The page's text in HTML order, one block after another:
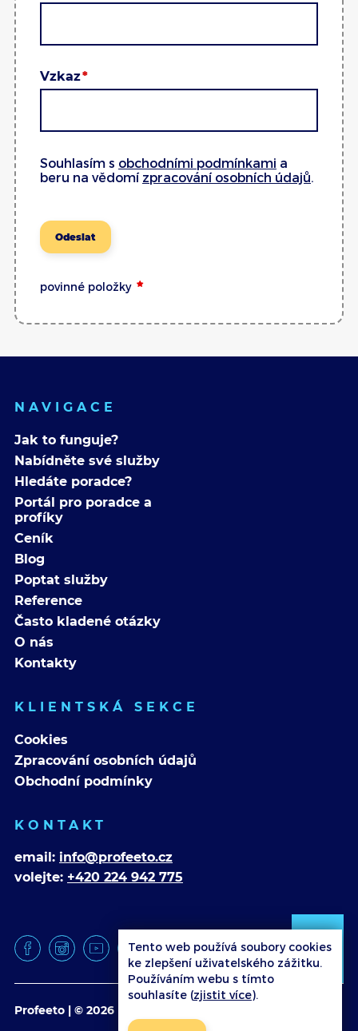
Vzkaz
Souhlasím s obchodními podmínkami a
beru na vědomí zpracování osobních údajů
Odeslat
povinné položky
NAVIGACE
Jak to funguje?
Nabídněte své služby
Hledáte poradce?
Portál pro poradce a
profíky
Ceník
Blog
Poptat služby
Reference
Často kladené otázky
O nás
Kontakty
KLIENTSKÁ SEKCE
Cookies
Zpracování osobních údajů
Obchodní podmínky
KONTAKT
email: info@profeeto.cz
volejte: +420 224 942 775
Profeeto | © 2026
Tento web používá soubory cookies
ke zlepšení uživatelského zážitku.
Používáním webu s tímto
souhlasíte (zjistit více).